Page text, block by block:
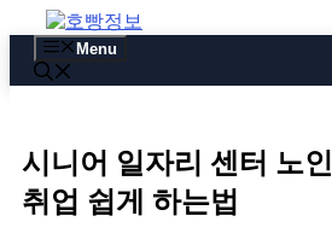
to
content
Menu
시니어 일자리 센터 노인
취업 쉽게 하는법